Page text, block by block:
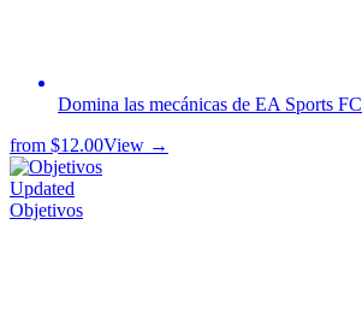
Domina las mecánicas de EA Sports FC
from $12.00View →
Updated
Objetivos